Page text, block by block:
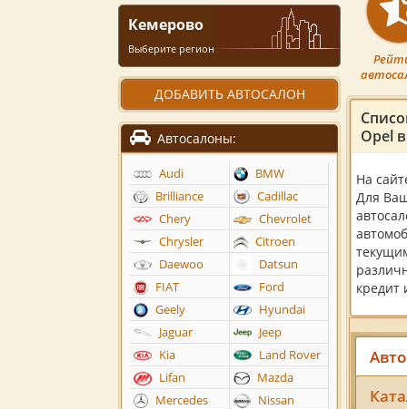
Opel
На
Для
кредит
Кемерово
Выберите регион
ДОБАВИТЬ АВТОСАЛОН
Автосалоны:
Audi
BMW
Brilliance
Cadillac
Chery
Chevrolet
Chrysler
Citroen
Daewoo
Datsun
FIAT
Ford
Geely
Hyundai
Jaguar
Jeep
Kia
Land Rover
Lifan
Mazda
Mercedes
Nissan